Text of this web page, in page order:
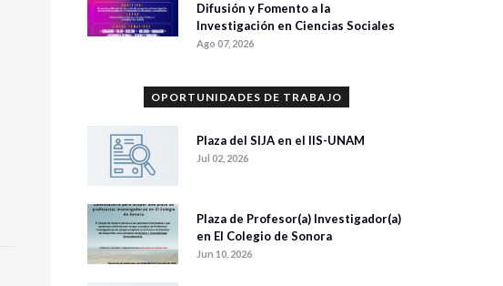
Difusión y Fomento a la
Investigación en Ciencias Sociales
Ago 07, 2026
OPORTUNIDADES DE TRABAJO
Plaza del SIJA en el IIS-UNAM
Jul 02, 2026
Plaza de Profesor(a) Investigador(a)
en El Colegio de Sonora
Jun 10, 2026